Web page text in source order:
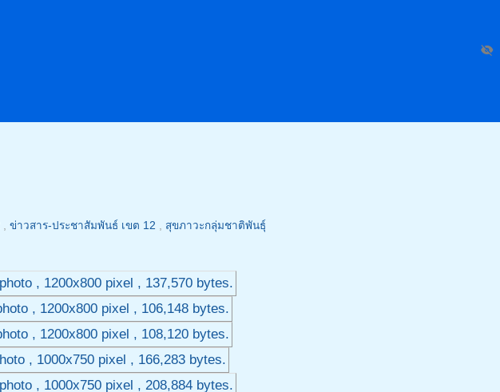
visibility_off
, ข่าวสาร-ประชาสัมพันธ์ เขต 12 , สุขภาวะกลุ่มชาติพันธุ์